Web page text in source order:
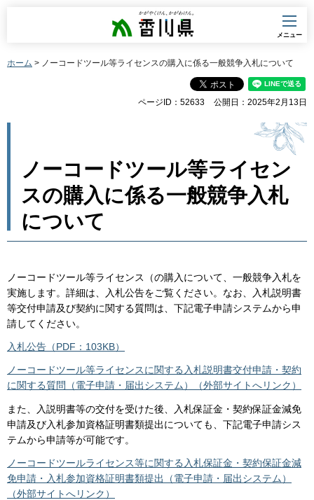
香川県
メニュー
ホーム > ノーコードツール等ライセンスの購入に係る一般競争入札について
ページID：52633 公開日：2025年2月13日
ノーコードツール等ライセン
スの購入に係る一般競争入札
について
ノーコードツール等ライセンス（の購入について、一般競争入札を
実施します。詳細は、入札公告をご覧ください。なお、入札説明書
等交付申請及び契約に関する質問は、下記電子申請システムから申
請してください。
入札公告（PDF：103KB）
ノーコードツール等ライセンスに関する入札説明書交付申請・契約
に関する質問（電子申請・届出システム）（外部サイトへリンク）
また、入説明書等の交付を受けた後、入札保証金・契約保証金減免
申請及び入札参加資格証明書類提出についても、下記電子申請シス
テムから申請等が可能です。
ノーコードツールライセンス等に関する入札保証金・契約保証金減
免申請・入札参加資格証明書類提出（電子申請・届出システム）
（外部サイトへリンク）